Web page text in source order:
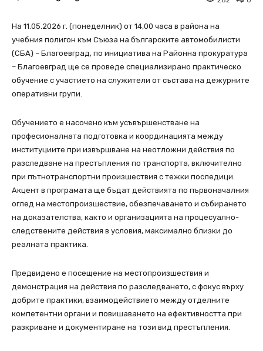
На 11.05.2026 г. (понеделник) от 14,00 часа в района на
учебния полигон към Съюза на българските автомобилисти
(СБА) – Благоевград, по инициатива на Районна прокуратура
– Благоевград ще се проведе специализирано практическо
обучение с участието на служители от състава на дежурните
оперативни групи.
Обучението е насочено към усъвършенстване на
професионалната подготовка и координацията между
институциите при извършване на неотложни действия по
разследване на престъпления по транспорта, включително
при пътнотранспортни произшествия с тежки последици.
Акцент в програмата ще бъдат действията по първоначалния
оглед на местопроизшествие, обезпечаването и събирането
на доказателства, както и организацията на процесуално-
следствените действия в условия, максимално близки до
реалната практика.
Предвидено е посещение на местопроизшествия и
демонстрация на действия по разследването, с фокус върху
добрите практики, взаимодействието между отделните
компетентни органи и повишаването на ефективността при
разкриване и документиране на този вид престъпления.